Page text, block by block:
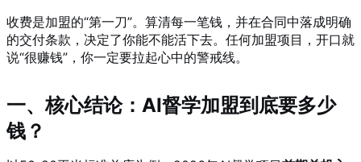
收费是加盟的“第一刀”。算清每一笔钱，并在合同中落成明确
的交付条款，决定了你能不能活下去。任何加盟项目，开口就
说“很赚钱”，你一定要拉起心中的警戒线。
一、核心结论：AI督学加盟到底要多少
钱？